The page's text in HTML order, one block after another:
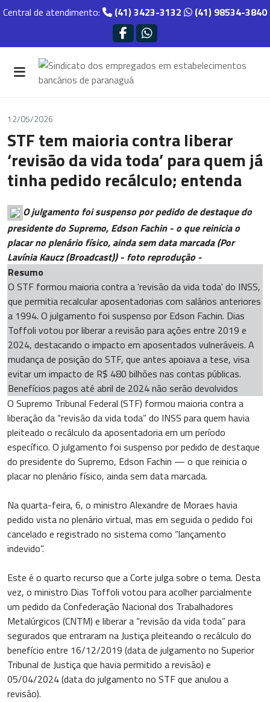
Central de atendimento: (41) 3423-3132 (41) 98534-3840
12/05/2026
STF tem maioria contra liberar
‘revisão da vida toda’ para quem já
tinha pedido recálculo; entenda
O julgamento foi suspenso por pedido de destaque do
presidente do Supremo, Edson Fachin - o que reinicia o
placar no plenário físico, ainda sem data marcada (Por
Lavínia Kaucz (Broadcast)) - foto reprodução -
Resumo
O STF formou maioria contra a 'revisão da vida toda' do INSS,
que permitia recalcular aposentadorias com salários anteriores
a 1994. O julgamento foi suspenso por Edson Fachin. Dias
Toffoli votou por liberar a revisão para ações entre 2019 e
2024, destacando o impacto em aposentados vulneráveis. A
mudança de posição do STF, que antes apoiava a tese, visa
evitar um impacto de R$ 480 bilhões nas contas públicas.
Benefícios pagos até abril de 2024 não serão devolvidos
O Supremo Tribunal Federal (STF) formou maioria contra a
liberação da “revisão da vida toda” do INSS para quem havia
pleiteado o recálculo da aposentadoria em um período
específico. O julgamento foi suspenso por pedido de destaque
do presidente do Supremo, Edson Fachin — o que reinicia o
placar no plenário físico, ainda sem data marcada.
Na quarta-feira, 6, o ministro Alexandre de Moraes havia
pedido vista no plenário virtual, mas em seguida o pedido foi
cancelado e registrado no sistema como “lançamento
indevido”.
Este é o quarto recurso que a Corte julga sobre o tema. Desta
vez, o ministro Dias Toffoli votou para acolher parcialmente
um pedido da Confederação Nacional dos Trabalhadores
Metalúrgicos (CNTM) e liberar a “revisão da vida toda” para
segurados que entraram na Justiça pleiteando o recálculo do
benefício entre 16/12/2019 (data de julgamento no Superior
Tribunal de Justiça que havia permitido a revisão) e
05/04/2024 (data do julgamento no STF que anulou a
revisão).